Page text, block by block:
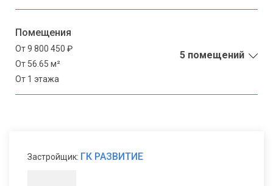
Помещения
От 9 800 450 ₽
От 56.65 м²
От 1 этажа
5 помещений
Застройщик: ГК РАЗВИТИЕ